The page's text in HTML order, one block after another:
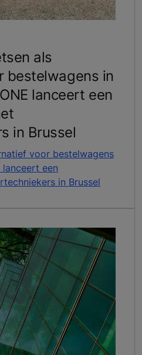
als
bestelwagens in
lanceert een
in Brussel
voor bestelwagens
lanceert een
in Brussel